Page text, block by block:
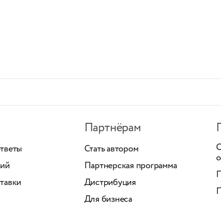
Партнёрам
Стать автором
Партнерская программа
Дистрибуция
Для бизнеса